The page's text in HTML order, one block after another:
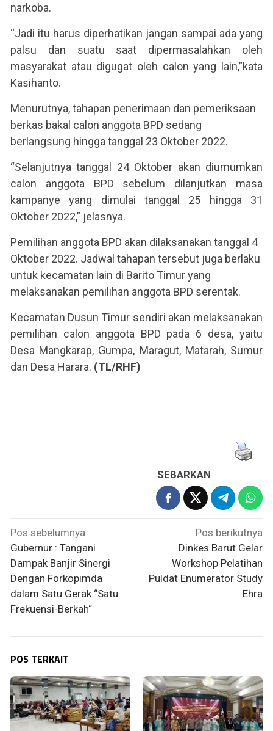
narkoba.
“Jadi itu harus diperhatikan jangan sampai ada yang
palsu dan suatu saat dipermasalahkan oleh
masyarakat atau digugat oleh calon yang lain,”kata
Kasihanto.
Menurutnya, tahapan penerimaan dan pemeriksaan
berkas bakal calon anggota BPD sedang
berlangsung hingga tanggal 23 Oktober 2022.
“Selanjutnya tanggal 24 Oktober akan diumumkan
calon anggota BPD sebelum dilanjutkan masa
kampanye yang dimulai tanggal 25 hingga 31
Oktober 2022,” jelasnya.
Pemilihan anggota BPD akan dilaksanakan tanggal 4
Oktober 2022. Jadwal tahapan tersebut juga berlaku
untuk kecamatan lain di Barito Timur yang
melaksanakan pemilihan anggota BPD serentak.
Kecamatan Dusun Timur sendiri akan melaksanakan
pemilihan calon anggota BPD pada 6 desa, yaitu
Desa Mangkarap, Gumpa, Maragut, Matarah, Sumur
dan Desa Harara. (TL/RHF)
SEBARKAN
Navigasi
pos
Pos sebelumnya
Gubernur : Tangani
Dampak Banjir Sinergi
Dengan Forkopimda
dalam Satu Gerak “Satu
Frekuensi-Berkah“
Pos berikutnya
Dinkes Barut Gelar
Workshop Pelatihan
Puldat Enumerator Study
Ehra
POS TERKAIT